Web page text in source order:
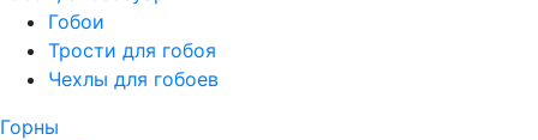
Гобои
Трости для гобоя
Чехлы для гобоев
Горны